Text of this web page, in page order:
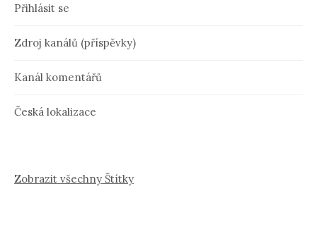
Přihlásit se
Zdroj kanálů (příspěvky)
Kanál komentářů
Česká lokalizace
Zobrazit všechny Štítky